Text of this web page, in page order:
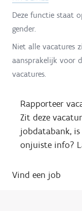
Deze functie staat
gender.
Niet alle vacatures
aansprakelijk voor
vacatures.
Rapporteer
Zit deze
jobdatabank,
onjuiste info?
Vind een job